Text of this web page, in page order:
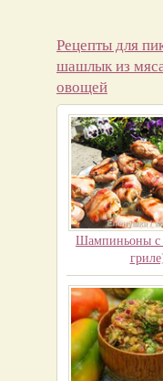
Рецепты для
шашлык из
овощей
Шампиньоны с